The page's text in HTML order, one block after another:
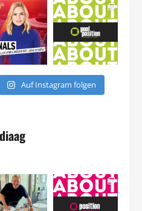
Auf Instagram folgen